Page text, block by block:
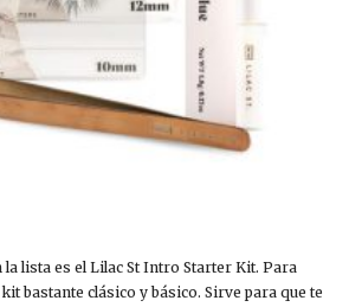
lista es el Lilac St Intro Starter Kit. Para
bastante clásico y básico. Sirve para que te